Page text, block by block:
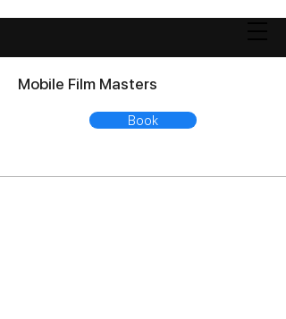
Mobile Film Masters
Book